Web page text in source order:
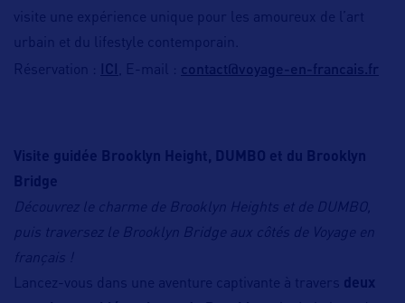
visite une expérience unique pour les amoureux de l’art
urbain et du lifestyle contemporain.
Réservation : ICI , E-mail : contact@voyage-en-francais.fr
Visite guidée Brooklyn Height, DUMBO et du Brooklyn
Bridge
Découvrez le charme de Brooklyn Heights et de DUMBO,
puis traversez le Brooklyn Bridge aux côtés de Voyage en
français !
Lancez-vous dans une aventure captivante à travers deux